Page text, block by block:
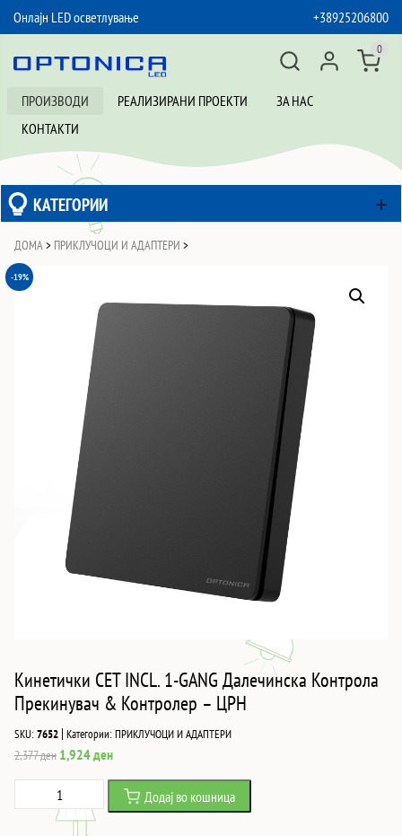
Онлајн LED осветлување
+38925206800
ПРОИЗВОДИ РЕАЛИЗИРАНИ ПРОЕКТИ
ЗА НАС
КОНТАКТИ
0
КАТЕГОРИИ
ДОМА > ПРИКЛУЧОЦИ И АДАПТЕРИ >
-19%
Кинетички СЕТ INCL. 1-GANG Далечинска Контрола
Прекинувач & Контролер – ЦРН
SKU:7652 | Категории:ПРИКЛУЧОЦИ И АДАПТЕРИ
2,377ден Original
was:
2,377 ден.
1,924денCurrent
price
1,924 ден.
Кинетички
СЕТ
Додај во кошница